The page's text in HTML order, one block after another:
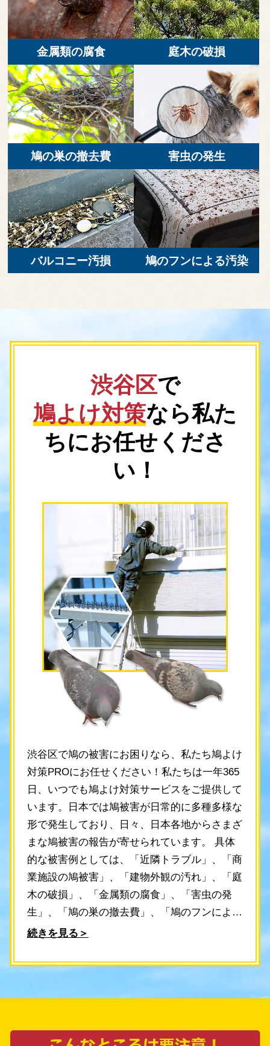
庭木の破損
金属類の腐食
害虫の発生
鳩の巣の撤去費
鳩のフンによる汚染
バルコニー汚損
渋谷区で
鳩よけ対策なら私た
ちにお任せくださ
い！
渋谷区で鳩の被害にお困りなら、私たち鳩よけ
対策PROにお任せください！私たちは一年365
日、いつでも鳩よけ対策サービスをご提供して
います。日本では鳩被害が日常的に多種多様な
形で発生しており、日々、日本各地からさまざ
まな鳩被害の報告が寄せられています。 具体
的な被害例としては、「近隣トラブル」、「商
業施設の鳩被害」、「建物外観の汚れ」、「庭
木の破損」、「金属類の腐食」、「害虫の発
生」、「鳩の巣の撤去費」、「鳩のフンによる
汚染」、「バルコニー汚損」などがあります。
れませんが、実際には大きな悩みとなっており
区の鳩よけ対策PROにご連絡をいただけれ
いただければ、30分以内に当社スタッフが現地
続きを見る＞